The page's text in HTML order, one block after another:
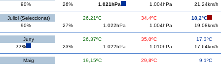
90%
26% 1.021hPa 1.004hPa 21.24km/h
Juliol (Seleccionat) 26,21ºC 34,4ºC
18,2ºC
90%
27% 1.022hPa 1.004hPa 19.08km/h
Juny 26,37ºC 35,0ºC
17,3ºC
77%
23% 1.022hPa 1.010hPa 17.64km/h
Maig 19,15ºC 29,8ºC
9,1ºC